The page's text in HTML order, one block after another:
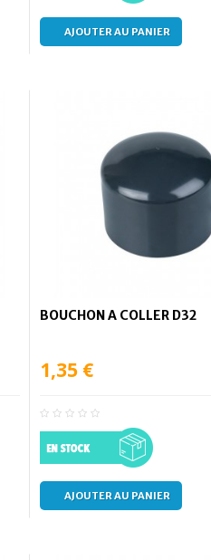
AJOUTER AU PANIER
BOUCHON A COLLER D32
1,35 €
AJOUTER AU PANIER